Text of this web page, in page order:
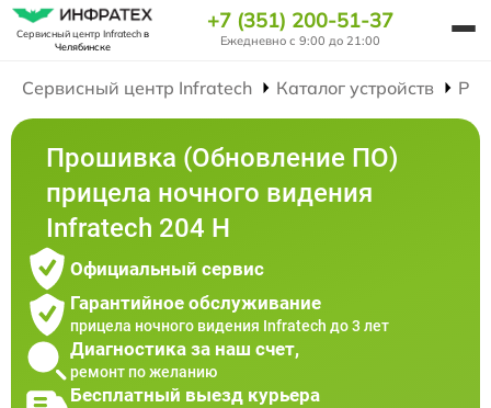
Сервисный центр Infratechв
Челябинске
+7 (351) 200-51-37
Ежедневно с 9:00 до 21:00
Сервисный центр Infratech Каталог устройств
Прошивка (Обновление ПО)
прицела ночного видения
Infratech 204 Н
Официальный сервис
Гарантийное обслуживание
прицела ночного видения Infratech до 3 лет
Диагностика за наш счет,
ремонт по желанию
Бесплатный выезд курьера